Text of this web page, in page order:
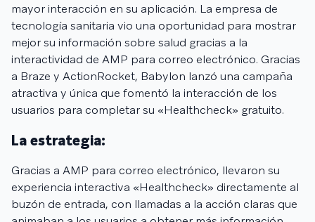
mayor interacción en su aplicación. La empresa de
tecnología sanitaria vio una oportunidad para mostrar
mejor su información sobre salud gracias a la
interactividad de AMP para correo electrónico. Gracias
a Braze y ActionRocket, Babylon lanzó una campaña
atractiva y única que fomentó la interacción de los
usuarios para completar su «Healthcheck» gratuito.
La estrategia:
Gracias a AMP para correo electrónico, llevaron su
experiencia interactiva «Healthcheck» directamente al
buzón de entrada, con llamadas a la acción claras que